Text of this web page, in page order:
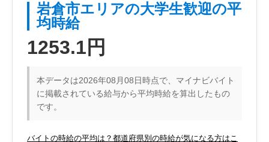
岩倉市エリアの大学生歓迎の平
均時給
1253.1円
本データは2026年08月08日時点で、マイナビバイト
に掲載されている給与から平均時給を算出したもの
です。
バイトの時給の平均は？都道府県別の時給が気になる方はこ